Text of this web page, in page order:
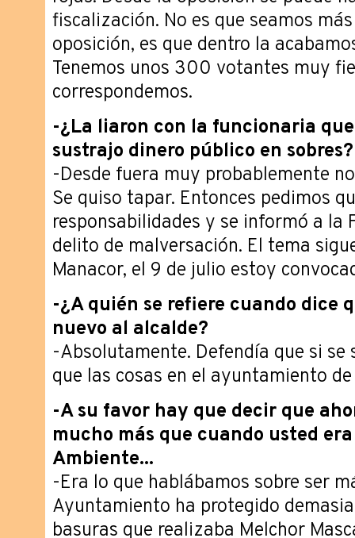
fiscalización. No es que seamos
oposición, es que dentro la
Tenemos unos 300 votantes muy
correspondemos.
-¿La liaron con la funcionaria
sustrajo dinero público en sobres?
-Desde fuera muy probablemente
Se quiso tapar. Entonces pedimos
responsabilidades y se informó a la
delito de malversación. El tema
Manacor, el 9 de julio estoy
-¿A quién se refiere cuando dice
nuevo al alcalde?
-Absolutamente. Defendía que si se
que las cosas en el ayuntamiento
-A su favor hay que decir que
mucho más que cuando usted
Ambiente...
-Era lo que hablábamos sobre ser
Ayuntamiento ha protegido
basuras que realizaba Melchor